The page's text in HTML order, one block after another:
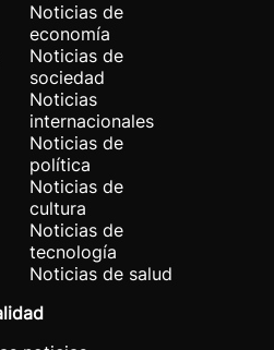
Noticias de
economía
Noticias de
sociedad
Noticias
internacionales
Noticias de
política
Noticias de
cultura
Noticias de
tecnología
Noticias de salud